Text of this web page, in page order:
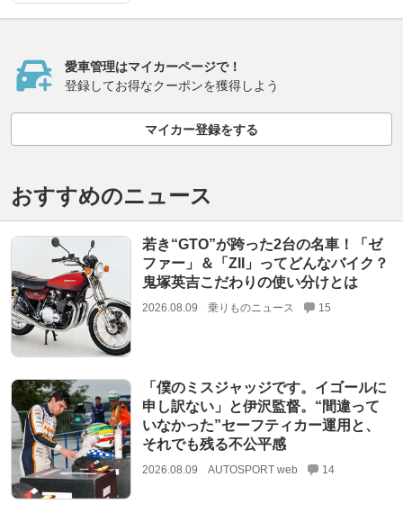
愛車管理はマイカーページで！
登録してお得なクーポンを獲得しよう
マイカー登録をする
おすすめのニュース
若き“GTO”が跨った2台の名車！「ゼ
ファー」＆「ZII」ってどんなバイク？
鬼塚英吉こだわりの使い分けとは
2026.08.09 乗りものニュース 15
「僕のミスジャッジです。イゴールに
申し訳ない」と伊沢監督。“間違って
いなかった”セーフティカー運用と、
それでも残る不公平感
2026.08.09 AUTOSPORT web 14